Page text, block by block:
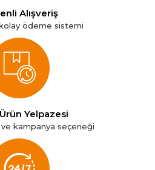
Alışveriş
ödeme sistemi
Yelpazesi
kampanya seçeneği